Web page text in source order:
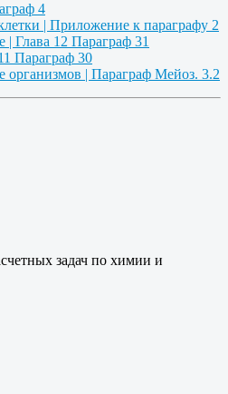
4
| Приложение к параграфу 2
Глава 12 Параграф 31
Параграф 30
организмов | Параграф Мейоз. 3.2
задач по химии и